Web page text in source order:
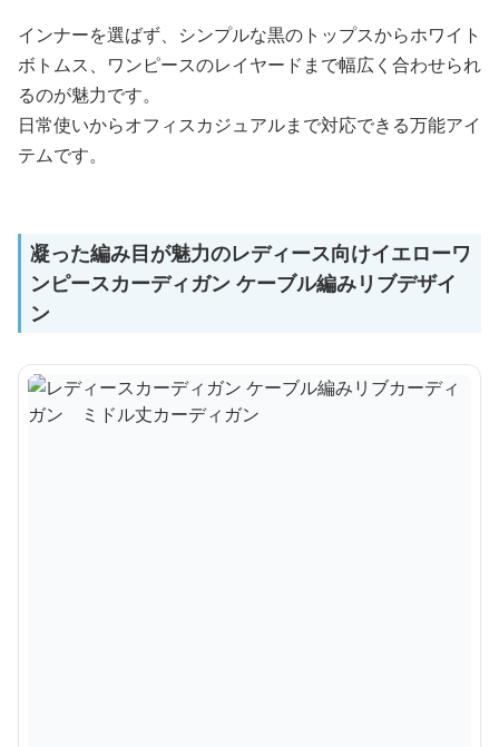
インナーを選ばず、シンプルな黒のトップスからホワイト
ボトムス、ワンピースのレイヤードまで幅広く合わせられ
るのが魅力です。
日常使いからオフィスカジュアルまで対応できる万能アイ
テムです。
凝った編み目が魅力のレディース向けイエローワ
ンピースカーディガン ケーブル編みリブデザイ
ン